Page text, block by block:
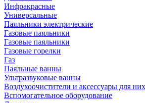
Инфракрасные
Универсальные
Паяльники электрические
Газовые паяльники
Газовые паяльники
Газовые горелки
Газ
Паяльные ванны
Ультразвуковые ванны
Воздухоочистители и аксессуары для них
Вспомогательное оборудование